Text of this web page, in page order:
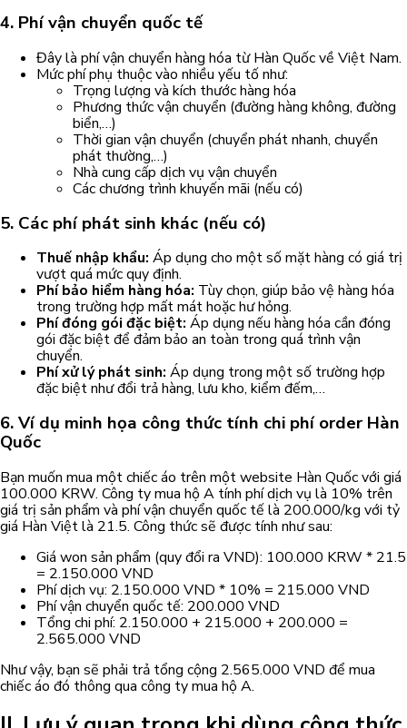
4. Phí vận chuyển quốc tế
Đây là phí vận chuyển hàng hóa từ Hàn Quốc về Việt Nam.
Mức phí phụ thuộc vào nhiều yếu tố như:
Trọng lượng và kích thước hàng hóa
Phương thức vận chuyển (đường hàng không, đường
biển,…)
Thời gian vận chuyển (chuyển phát nhanh, chuyển
phát thường,…)
Nhà cung cấp dịch vụ vận chuyển
Các chương trình khuyến mãi (nếu có)
5. Các phí phát sinh khác (nếu có)
Thuế nhập khẩu: Áp dụng cho một số mặt hàng có giá trị
vượt quá mức quy định.
Phí bảo hiểm hàng hóa: Tùy chọn, giúp bảo vệ hàng hóa
trong trường hợp mất mát hoặc hư hỏng.
Phí đóng gói đặc biệt: Áp dụng nếu hàng hóa cần đóng
gói đặc biệt để đảm bảo an toàn trong quá trình vận
chuyển.
Phí xử lý phát sinh: Áp dụng trong một số trường hợp
đặc biệt như đổi trả hàng, lưu kho, kiểm đếm,…
6. Ví dụ minh họa công thức tính chi phí order Hàn
Quốc
Bạn muốn mua một chiếc áo trên một website Hàn Quốc với giá
100.000 KRW. Công ty mua hộ A tính phí dịch vụ là 10% trên
giá trị sản phẩm và phí vận chuyển quốc tế là 200.000/kg với tỷ
giá Hàn Việt là 21.5. Công thức sẽ được tính như sau:
Giá won sản phẩm (quy đổi ra VND): 100.000 KRW * 21.5
= 2.150.000 VND
Phí dịch vụ: 2.150.000 VND * 10% = 215.000 VND
Phí vận chuyển quốc tế: 200.000 VND
Tổng chi phí: 2.150.000 + 215.000 + 200.000 =
2.565.000 VND
Như vậy, bạn sẽ phải trả tổng cộng 2.565.000 VND để mua
chiếc áo đó thông qua công ty mua hộ A.